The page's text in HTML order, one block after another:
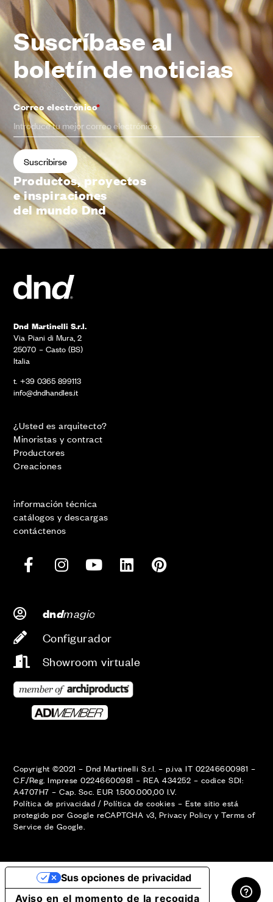
ÁREA RESERVADA
Suscríbase al
boletín de noticias
Correo electrónico*
Productos, proyectos
e inspiraciones
del mundo Dnd
Dnd Martinelli S.r.l.
Via Piani di Mura, 2
25070 – Casto (BS)
Italia
t. +39 0365 899113
info@dndhandles.it
¿Usted es arquitecto?
Minoristas y contract
Productores
Creaciones
información técnica
catálogos y descargas
contáctenos
dndmagic
Configurador
Showroom virtuale
Copyright ©2021 – Dnd Martinelli S.r.l. – p.iva IT 02246600981 –
C.F./Reg. Imprese 02246600981 – REA 434252 – codice SDI:
A4707H7 – Cap. Soc. EUR 1.500.000,00 I.V.
Política de privacidad / Política de cookies – Este sitio está
protegido por Google reCAPTCHA v3, Privacy Policyy Terms of
Service de Google.
Aviso en el momento de la recogida
Sus opciones de privacidad